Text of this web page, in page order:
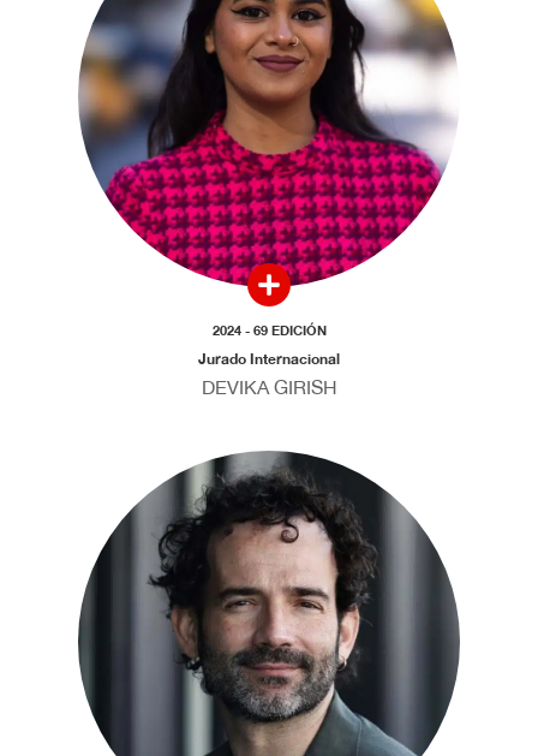
2024 - 69 EDICIÓN
Jurado Internacional
DEVIKA GIRISH